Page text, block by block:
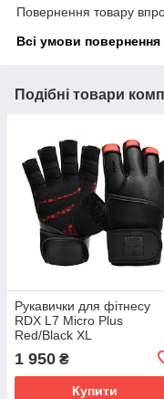
Повернення товару
Всі умови повернення
Подібні товари
Рукавички для фітнесу
RDX L7 Micro Plus
Red/Black XL
1 950 ₴
Купити